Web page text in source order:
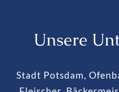
Unsere
Stadt Potsdam,